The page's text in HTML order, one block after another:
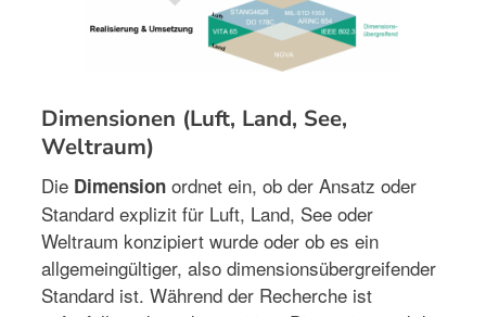
Dimensionen (Luft, Land, See,
Weltraum)
Die Dimension ordnet ein, ob der Ansatz oder
Standard explizit für Luft, Land, See oder
Weltraum konzipiert wurde oder ob es ein
allgemeingültiger, also dimensionsübergreifender
Standard ist. Während der Recherche ist